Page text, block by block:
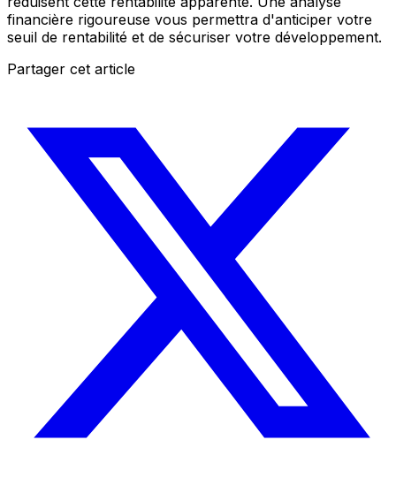
financière rigoureuse vous permettra d'anticiper votre
seuil de rentabilité et de sécuriser votre développement.
Partager cet article